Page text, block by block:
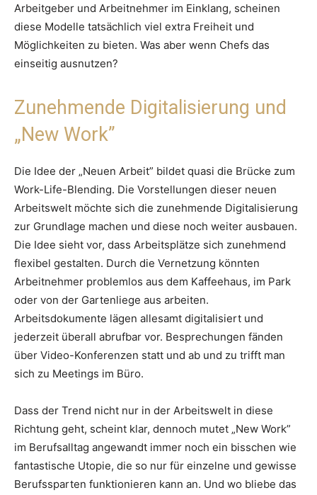
Arbeitgeber und Arbeitnehmer im Einklang, scheinen
diese Modelle tatsächlich viel extra Freiheit und
Möglichkeiten zu bieten. Was aber wenn Chefs das
einseitig ausnutzen?
Zunehmende Digitalisierung und
„New Work”
Die Idee der „Neuen Arbeit” bildet quasi die Brücke zum
Work-Life-Blending. Die Vorstellungen dieser neuen
Arbeitswelt möchte sich die zunehmende Digitalisierung
zur Grundlage machen und diese noch weiter ausbauen.
Die Idee sieht vor, dass Arbeitsplätze sich zunehmend
flexibel gestalten. Durch die Vernetzung könnten
Arbeitnehmer problemlos aus dem Kaffeehaus, im Park
oder von der Gartenliege aus arbeiten.
Arbeitsdokumente lägen allesamt digitalisiert und
jederzeit überall abrufbar vor. Besprechungen fänden
über Video-Konferenzen statt und ab und zu trifft man
sich zu Meetings im Büro.
Dass der Trend nicht nur in der Arbeitswelt in diese
Richtung geht, scheint klar, dennoch mutet „New Work”
im Berufsalltag angewandt immer noch ein bisschen wie
fantastische Utopie, die so nur für einzelne und gewisse
Berufssparten funktionieren kann an. Und wo bliebe das